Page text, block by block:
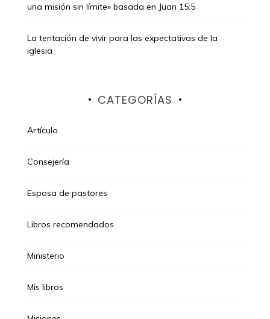
una misión sin límite» basada en Juan 15:5
La tentación de vivir para las expectativas de la
iglesia
CATEGORÍAS
Artículo
Consejería
Esposa de pastores
Libros recomendados
Ministerio
Mis libros